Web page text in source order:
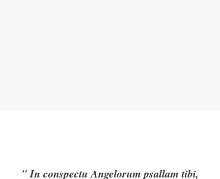
" In conspectu Angelorum psallam tibi,